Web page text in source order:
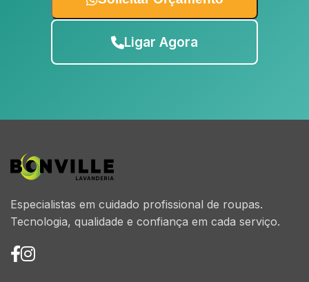
Ligar Agora
Especialistas em cuidado profissional de roupas.
Tecnologia, qualidade e confiança em cada serviço.